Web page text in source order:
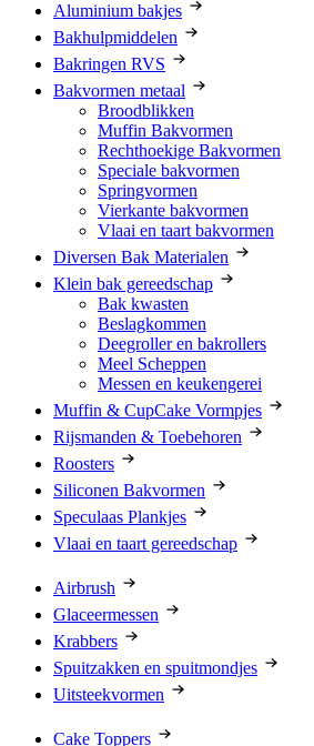
Aluminium bakjes
Bakhulpmiddelen
Bakringen RVS
Bakvormen metaal
Broodblikken
Muffin Bakvormen
Rechthoekige Bakvormen
Speciale bakvormen
Springvormen
Vierkante bakvormen
Vlaai en taart bakvormen
Diversen Bak Materialen
Klein bak gereedschap
Bak kwasten
Beslagkommen
Deegroller en bakrollers
Meel Scheppen
Messen en keukengerei
Muffin & CupCake Vormpjes
Rijsmanden & Toebehoren
Roosters
Siliconen Bakvormen
Speculaas Plankjes
Vlaai en taart gereedschap
Airbrush
Glaceermessen
Krabbers
Spuitzakken en spuitmondjes
Uitsteekvormen
Cake Toppers